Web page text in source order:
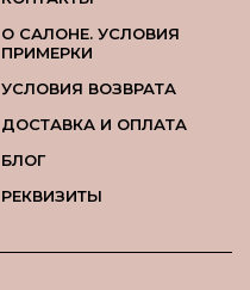
О САЛОНЕ. УСЛОВИЯ
ПРИМЕРКИ
УСЛОВИЯ ВОЗВРАТА
ДОСТАВКА И ОПЛАТА
БЛОГ
РЕКВИЗИТЫ